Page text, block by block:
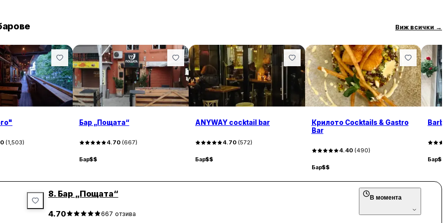
Виж всички →
(1,503)
Бар „Пощата“
4.70(667)
Бар$$
ANYWAY cocktail bar
4.70 (572)
Бар$$
Крилото Cocktails & Gastro
Bar
4.40(490)
Бар$$
Бар$$
8. Бар „Пощата“
4.70 667 отзива
В момента